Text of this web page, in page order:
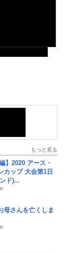
もっと見る
】2020 アース・
カップ 大会第1日
ド)...
母さんを亡くしま